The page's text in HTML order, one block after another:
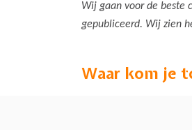
Wij gaan voor de beste
gepubliceerd. Wij zien
Waar kom je